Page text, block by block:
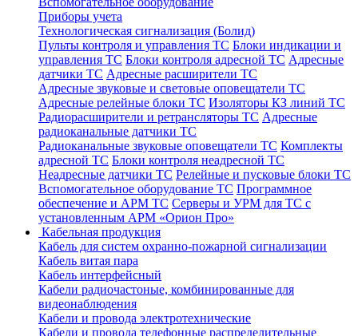
Приборы учета
Технологическая сигнализация (Болид)
Пульты контроля и управления ТС Блоки индикации и
управления ТС Блоки контроля адресной ТС Адресные
датчики ТС Адресные расширители ТС
Адресные звуковые и световые оповещатели ТС
Адресные релейные блоки ТС Изоляторы КЗ линий ТС
Радиорасширители и ретрансляторы ТС Адресные
радиоканальные датчики ТС
Радиоканальные звуковые оповещатели ТС Комплекты
адресной ТС Блоки контроля неадресной ТС
Неадресные датчики ТС Релейные и пусковые блоки ТС
Вспомогательное оборудование ТС Программное
обеспечение и АРМ ТС Серверы и УРМ для ТС с
установленным АРМ «Орион Про»
Кабельная продукция
Кабель для систем охранно-пожарной сигнализации
Кабель витая пара
Кабель интерфейсный
Кабели радиочастоные, комбинированные для
видеонаблюдения
Кабели и провода электротехнические
Кабели и провода телефонные распределительные